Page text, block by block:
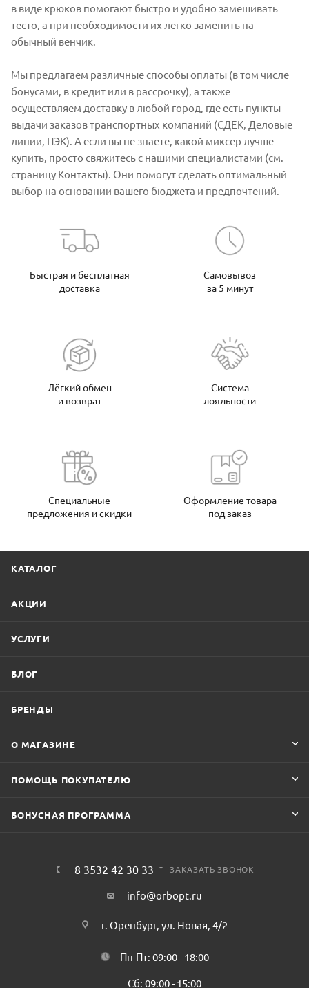
в виде крюков помогают быстро и удобно замешивать
тесто, а при необходимости их легко заменить на
обычный венчик.
Мы предлагаем различные способы оплаты (в том числе
бонусами, в кредит или в рассрочку), а также
осуществляем доставку в любой город, где есть пункты
выдачи заказов транспортных компаний (СДЕК, Деловые
линии, ПЭК). А если вы не знаете, какой миксер лучше
купить, просто свяжитесь с нашими специалистами (см.
страницу Контакты). Они помогут сделать оптимальный
выбор на основании вашего бюджета и предпочтений.
Быстрая и бесплатная
доставка
Самовывоз
за 5 минут
Лёгкий обмен
и возврат
Система
лояльности
Специальные
предложения и скидки
Оформление товара
под заказ
КАТАЛОГ
АКЦИИ
УСЛУГИ
БЛОГ
БРЕНДЫ
О МАГАЗИНЕ
ПОМОЩЬ ПОКУПАТЕЛЮ
БОНУСНАЯ ПРОГРАММА
8 3532 42 30 33 ЗАКАЗАТЬ ЗВОНОК
info@orbopt.ru
г. Оренбург, ул. Новая, 4/2
Пн-Пт: 09:00 - 18:00
Сб: 09:00 - 15:00